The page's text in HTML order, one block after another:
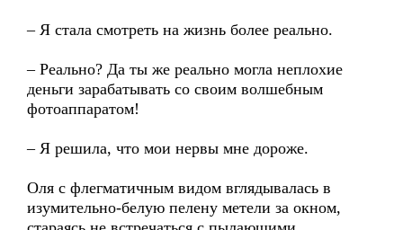
– Я стала смотреть на жизнь более реально.
– Реально? Да ты же реально могла неплохие
деньги зарабатывать со своим волшебным
фотоаппаратом!
– Я решила, что мои нервы мне дороже.
Оля с флегматичным видом вглядывалась в
изумительно-белую пелену метели за окном,